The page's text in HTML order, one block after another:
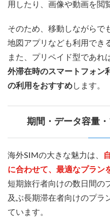
用したり、画像や動画を閲
そのため、移動しながらで
地図アプリなども利用でき
また、プリペイド型であれ
外滞在時のスマートフォン
の利用をおすすめします。
期間・データ容量
海外SIMの大きな魅力は、
に合わせて、最適なプラン
短期旅行者向けの数日間の
及ぶ長期滞在者向けのプラ
ています。